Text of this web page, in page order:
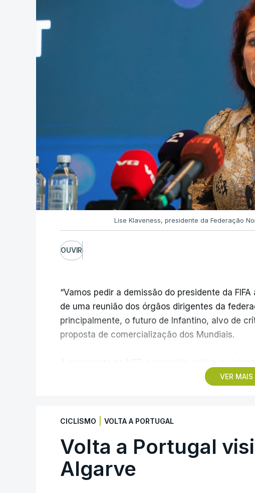
Lise Klaveness, presidente da Federação
OUVIR
VER MAIS
“Vamos pedir a demissão do presidente da
de uma reunião dos órgãos dirigentes da
principalmente, o futuro de Infantino, alvo de
proposta de comercialização dos Mundiais.
possui a confiança institucional necessária
Infantino, único candidato declarado às
mandato.
O dirigente ítalo-suíço enfrenta contestação
CICLISMO VOLTA A PORTUGAL
Volta a Portugal
Algarve